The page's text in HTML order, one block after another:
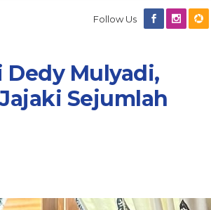
Follow Us
Mulyadi,
Sejumlah